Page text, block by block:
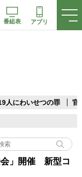
番組表 アプリ
人にわいせつの罪 官
会」開催 新型コ